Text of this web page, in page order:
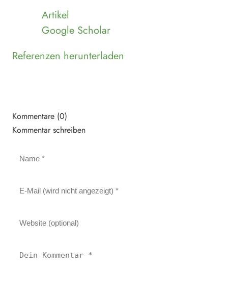
Artikel
Google Scholar
Referenzen herunterladen
Kommentare (0)
Kommentar schreiben